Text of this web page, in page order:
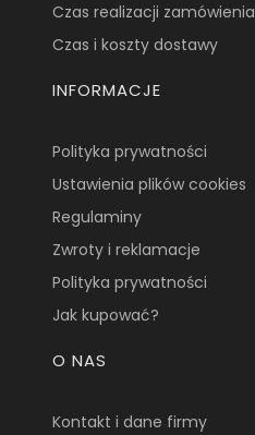
Czas realizacji zamówienia
Czas i koszty dostawy
INFORMACJE
Polityka prywatności
Ustawienia plików cookies
Regulaminy
Zwroty i reklamacje
Polityka prywatności
Jak kupować?
O NAS
Kontakt i dane firmy